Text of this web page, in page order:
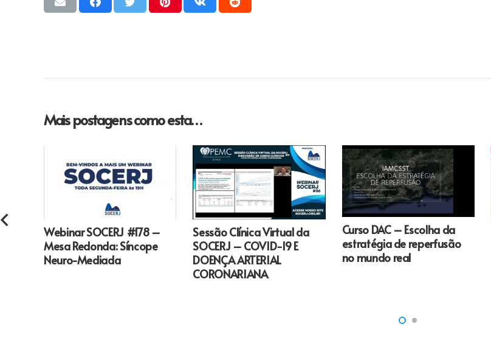
Mais postagens como esta…
Webinar SOCERJ #178 –
Mesa Redonda: Síncope
Neuro-Mediada
Sessão Clínica Virtual da
SOCERJ – COVID-19 E
DOENÇA ARTERIAL
CORONARIANA
Curso DAC – Escolha da
estratégia de reperfusão
no mundo real